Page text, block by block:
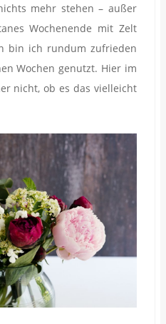
mehr stehen – außer
Wochenende mit Zelt
bin ich rundum zufrieden
Wochen genutzt. Hier im
nicht, ob es das vielleicht